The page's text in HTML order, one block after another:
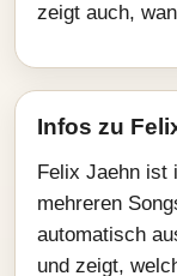
zeigt auch,
Infos zu
Felix Jaehn ist
mehreren
automatisch
und zeigt,